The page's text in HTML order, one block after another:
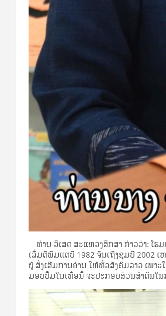
ທ່ານ ວິ​ເສດ​ ສະ​ແຫວງ​ສຶກ​ສາ ກ່າວ​ວ່າ: ໂຮມ​
ເລີ່ມ​ຕີ​ພິມ​ແຕ່​ປີ 1982 ຈົນ​ເຖິ​ງຊຸ​ມ​ປີ 2002 ເ
ຍູ້ ສົ່ງ​ເສີ​ມ​ການ​ອ່ານ ໃຫ້​ທົ່ວ​ສັງ​ຄົມ​ລາວ ເພາ
ມອບ​ປື້ມ​ໃນ​ເທື່ອ​ນີ້ ຈະ​ປະ​ກອບ​ສ່ວນ​ສຳ​ຄັນ​ໃນ​